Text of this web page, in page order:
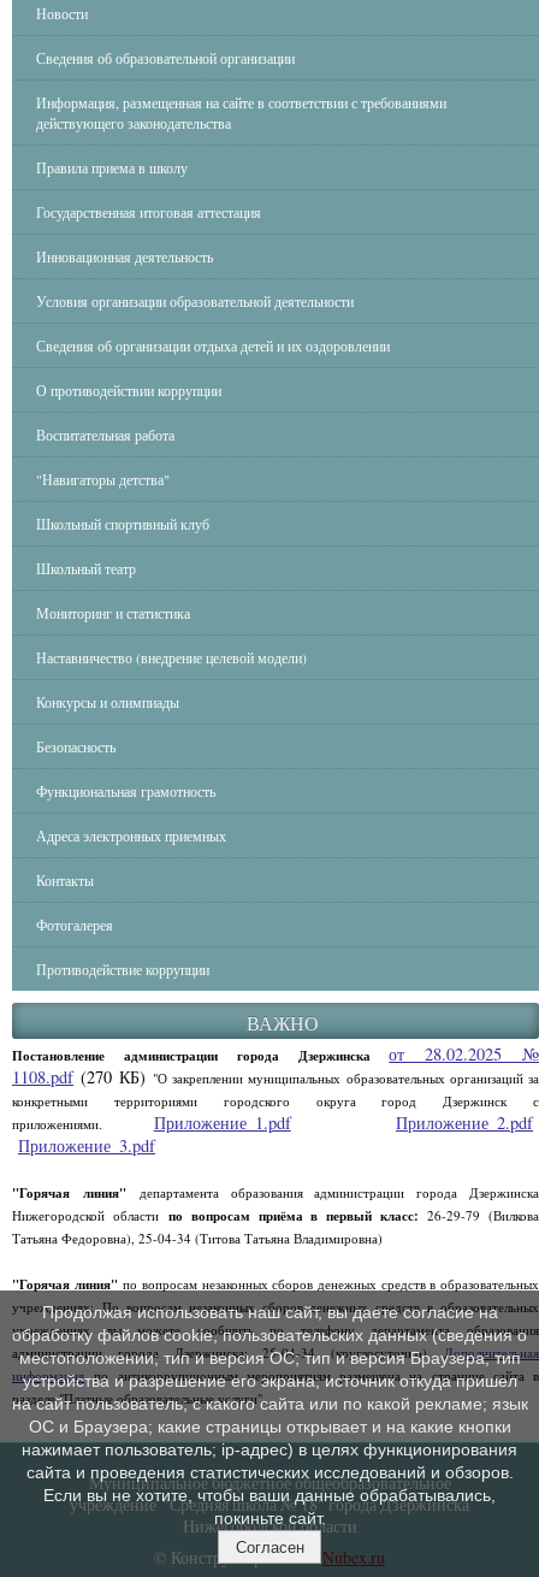
Новости
Сведения об образовательной организации
Информация, размещенная на сайте в соответствии с требованиями
действующего законодательства
Правила приема в школу
Государственная итоговая аттестация
Инновационная деятельность
Условия организации образовательной деятельности
Сведения об организации отдыха детей и их оздоровлении
О противодействии коррупции
Воспитательная работа
"Навигаторы детства"
Школьный спортивный клуб
Школьный театр
Мониторинг и статистика
Наставничество (внедрение целевой модели)
Конкурсы и олимпиады
Безопасность
Функциональная грамотность
Адреса электронных приемных
Контакты
Фотогалерея
Противодействие коррупции
ВАЖНО
Постановление администрации города Дзержинскаот 28.02.2025 №
1108.pdf(270 КБ) "О закреплении муниципальных образовательных организаций за
конкретными территориями городского округа город Дзержинск с
приложениями. Приложение_1.pdf
Приложение_2.pdf
Приложение_3.pdf
"Горячая линия" департамента образования администрации города Дзержинска
Нижегородской области по вопросам приёма в первый класс: 26-29-79 (Вилкова
Татьяна Федоровна), 25-04-34 (Титова Татьяна Владимировна)
"Горячая линия"по вопросам незаконных сборов денежных средств в образовательных
учреждениях: По вопросам незаконных сборов денежных средств в образовательных
учреждениях вы можете сообщить по телефону департамента образования
администрации города Дзержинска: 25-04-34 (круглосуточно)Дополнительная
информацияпо антикоррупционным мероприятиям размещена на странице сайта в
разделе "Платные образовательные услуги".
Муниципальное бюджетное общеобразовательное
учреждение "Средняя школа № 18" города Дзержинска
Нижегородской области
© Конструктор сайтовNubex.ru
Продолжая использовать наш сайт, вы даете согласие на
обработку файлов cookie, пользовательских данных (сведения о
местоположении; тип и версия ОС; тип и версия Браузера; тип
устройства и разрешение его экрана; источник откуда пришел
на сайт пользователь; с какого сайта или по какой рекламе; язык
ОС и Браузера; какие страницы открывает и на какие кнопки
нажимает пользователь; ip-адрес) в целях функционирования
сайта и проведения статистических исследований и обзоров.
Если вы не хотите, чтобы ваши данные обрабатывались,
покиньте сайт.
Согласен